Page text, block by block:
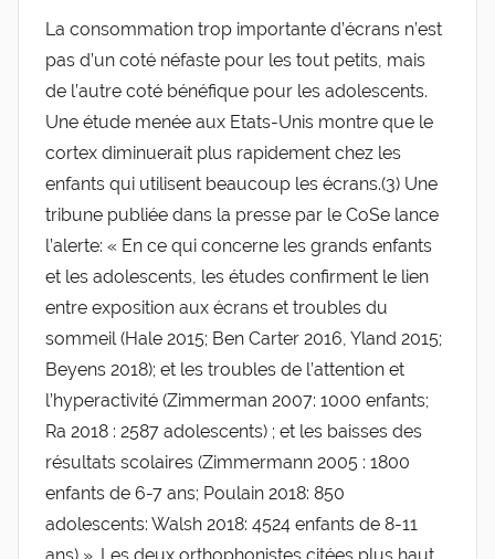
La consommation trop importante d’écrans n’est
pas d’un coté néfaste pour les tout petits, mais
de l’autre coté bénéfique pour les adolescents.
Une étude menée aux Etats-Unis montre que le
cortex diminuerait plus rapidement chez les
enfants qui utilisent beaucoup les écrans.(3) Une
tribune publiée dans la presse par le CoSe lance
l’alerte: « En ce qui concerne les grands enfants
et les adolescents, les études confirment le lien
entre exposition aux écrans et troubles du
sommeil (Hale 2015; Ben Carter 2016, Yland 2015;
Beyens 2018); et les troubles de l’attention et
l’hyperactivité (Zimmerman 2007: 1000 enfants;
Ra 2018 : 2587 adolescents) ; et les baisses des
résultats scolaires (Zimmermann 2005 : 1800
enfants de 6-7 ans; Poulain 2018: 850
adolescents: Walsh 2018: 4524 enfants de 8-11